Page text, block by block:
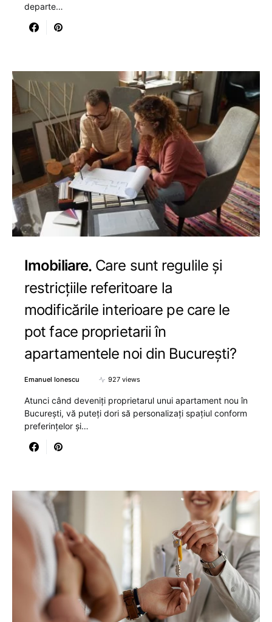
departe…
Imobiliare Care sunt regulile și
restricțiile referitoare la
modificările interioare pe care le
pot face proprietarii în
apartamentele noi din București?
Emanuel Ionescu 927 views
Atunci când deveniți proprietarul unui apartament nou în
București, vă puteți dori să personalizați spațiul conform
preferințelor și…